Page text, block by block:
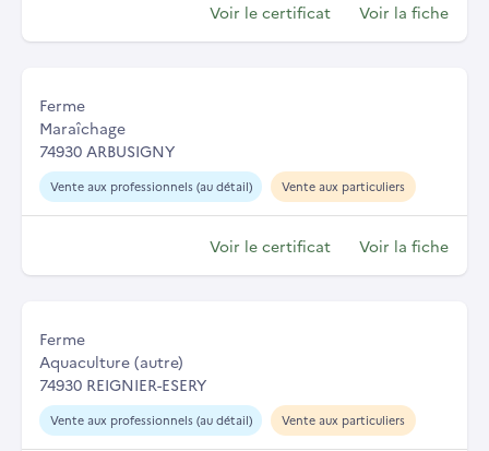
Voir le certificat Voir la fiche
Ferme
Maraîchage
74930 ARBUSIGNY
Vente aux professionnels (au détail) Vente aux particuliers
Voir le certificat Voir la fiche
Ferme
Aquaculture (autre)
74930 REIGNIER-ESERY
Vente aux professionnels (au détail) Vente aux particuliers